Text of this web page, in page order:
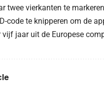
twee vierkanten te
code te knipperen om de
jaar uit de Europese